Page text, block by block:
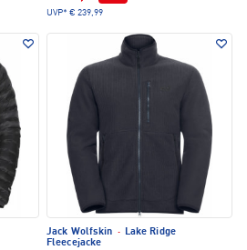
UVP* € 239,99
Jack Wolfskin · Lake Ridge
Fleecejacke